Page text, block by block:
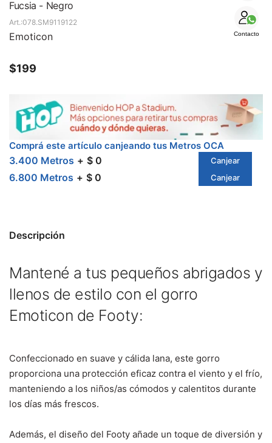
Fucsia - Negro
Contacto
078.SM9119122
Emoticon
$199
Comprá este artículo canjeando tus Metros OCA
3.400 Metros $ 0 Canjear
6.800 Metros $ 0 Canjear
Descripción
Mantené a tus pequeños abrigados y
llenos de estilo con el gorro
Emoticon de Footy:
Confeccionado en suave y cálida lana, este gorro
proporciona una protección eficaz contra el viento y el frío,
manteniendo a los niños/as cómodos y calentitos durante
los días más frescos.
Además, el diseño del Footy añade un toque de diversión y